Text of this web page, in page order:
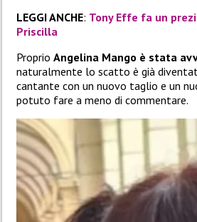
LEGGI ANCHE: Tony Effe fa un
Priscilla
Proprio Angelina Mango è stata
naturalmente lo scatto è già
cantante con un nuovo taglio e un
potuto fare a meno di commentare.